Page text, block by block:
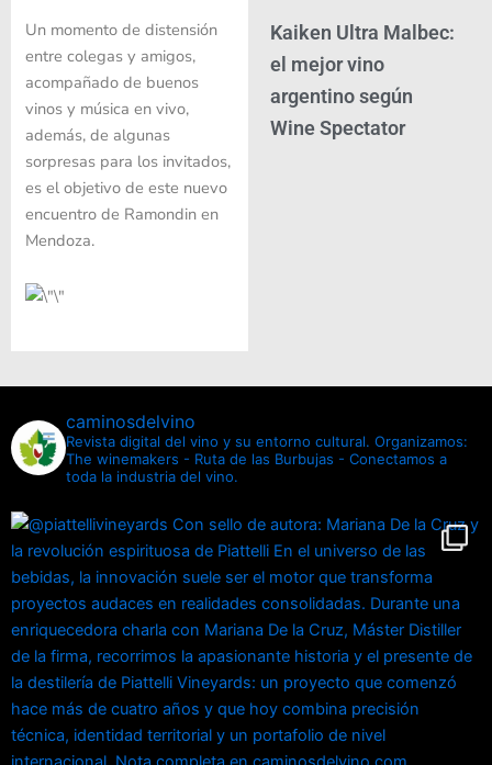
Un momento de distensión
entre colegas y amigos,
acompañado de buenos
vinos y música en vivo,
además, de algunas
sorpresas para los invitados,
es el objetivo de este nuevo
encuentro de Ramondin en
Mendoza.
Kaiken Ultra Malbec:
el mejor vino
argentino según
Wine Spectator
caminosdelvino
Revista digital del vino y su entorno cultural. Organizamos:
The winemakers - Ruta de las Burbujas - Conectamos a
toda la industria del vino.